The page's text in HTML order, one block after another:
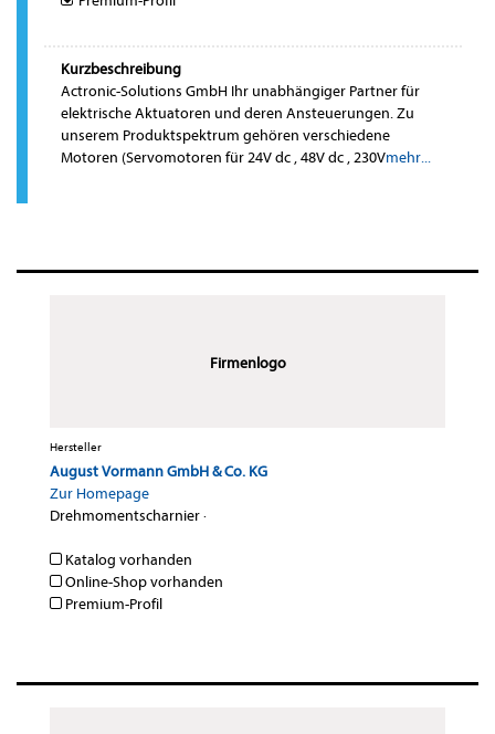
Kurzbeschreibung
Actronic-Solutions GmbH Ihr unabhängiger Partner für
elektrische Aktuatoren und deren Ansteuerungen. Zu
unserem Produktspektrum gehören verschiedene
Motoren (Servomotoren für 24V dc , 48V dc , 230Vmehr...
Firmenlogo
Hersteller
August Vormann GmbH & Co. KG
Zur Homepage
Drehmomentscharnier·
Katalog vorhanden
Online-Shop vorhanden
Premium-Profil